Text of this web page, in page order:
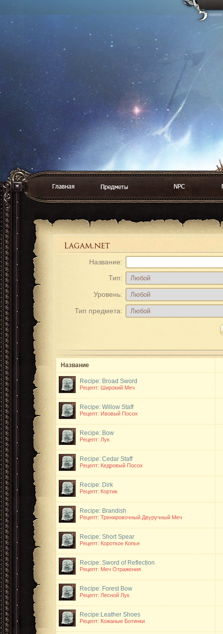
Название:
Тип:
Уровень:
Тип предмета:
Название
Recipe: Broad Sword
Рецепт: Широкий Меч
Recipe: Willow Staff
Рецепт: Ивовый Посох
Recipe: Bow
Рецепт: Лук
Recipe: Cedar Staff
Рецепт: Кедровый Посох
Recipe: Dirk
Рецепт: Кортик
Recipe: Brandish
Рецепт: Тренировочный Двуручный Меч
Recipe: Short Spear
Рецепт: Короткое Копье
Recipe: Sword of Reflection
Рецепт: Меч Отражения
Recipe: Forest Bow
Рецепт: Лесной Лук
Recipe:Leather Shoes
Рецепт: Кожаные Ботинки